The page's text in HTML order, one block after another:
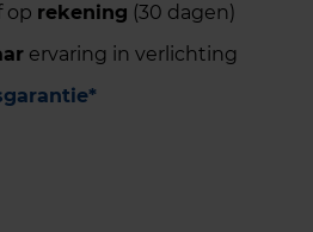
op rekening (30 dagen)
ervaring in verlichting